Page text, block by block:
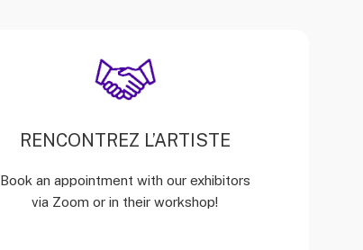
RENCONTREZ L’ARTISTE
Book an appointment with our exhibitors
via Zoom or in their workshop!